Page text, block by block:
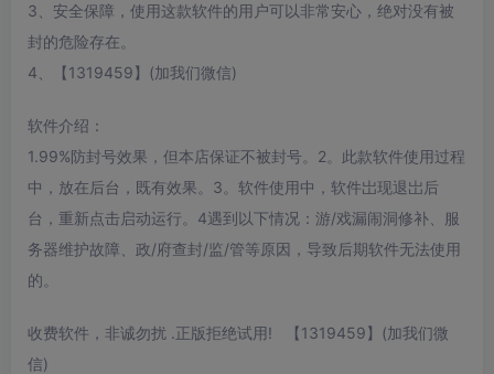
3、安全保障，使用这款软件的用户可以非常安心，绝对没有被
封的危险存在。
4、【1319459】(加我们微信)
软件介绍：
1.99%防封号效果，但本店保证不被封号。2。此款软件使用过程
中，放在后台，既有效果。3。软件使用中，软件岀现退岀后
台，重新点击启动运行。4遇到以下情况：游/戏漏闹洞修补、服
务器维护故障、政/府查封/监/管等原因，导致后期软件无法使用
的。
收费软件，非诚勿扰 .正版拒绝试用! 【1319459】(加我们微
信)